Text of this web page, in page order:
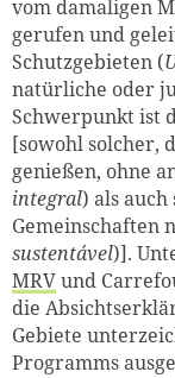
vom damaligen
gerufen und
Schutzgebieten (
natürliche oder
Schwerpunkt ist
[sowohl solcher,
genießen, ohne
integral) als
Gemeinschaften
sustentável)].
MRVund
die
Gebiete
Programms